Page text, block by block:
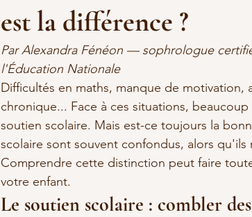
est la différence ?
Par Alexandra Fénéon — sophrologue
l'Éducation Nationale
Difficultés en maths, manque de motivation,
chronique... Face à ces situations,
soutien scolaire. Mais est-ce toujours la
scolaire sont souvent confondus, alors
Comprendre cette distinction peut faire
votre enfant.
Le soutien scolaire : combler